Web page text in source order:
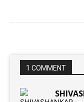
1 COMMENT